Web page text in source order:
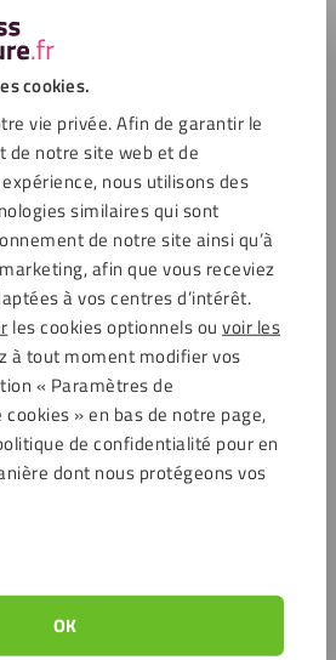
cookies.
vie privée. Afin de garantir le
de notre site web et de
nous utilisons des
similaires qui sont
de notre site ainsi qu’à
afin que vous receviez
à vos centres d’intérêt.
les cookies optionnels ou voir les
à tout moment modifier vos
« Paramètres de
» en bas de notre page,
de confidentialité pour en
dont nous protégeons vos
OK
un triangle aux côtés
DXF avec Onshape
concevoir rapidement un
en utilisant Onshape.
Lire la vidéo
– créer un DXF